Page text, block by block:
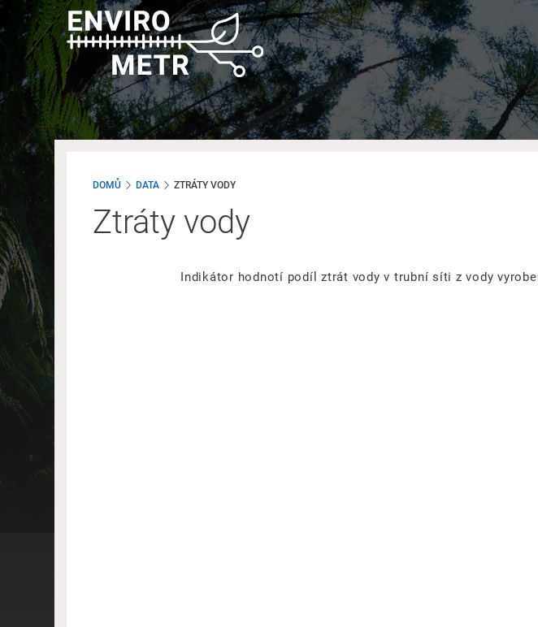
Přejít
k
hlavnímu
obsahu
DOMŮ DATA ZTRÁTY VODY
Ztráty vody
Indikátor hodnotí podíl ztrát vody v trubní síti z vody